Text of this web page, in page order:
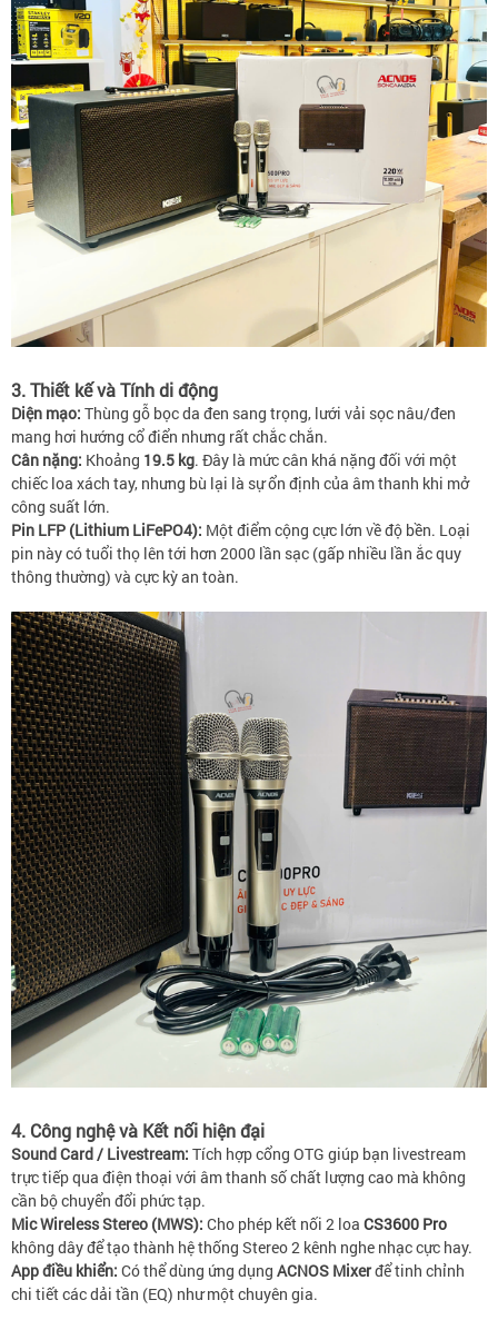
3. Thiết kế và Tính di động
Diện mạo: Thùng gỗ bọc da đen sang trọng, lưới vải sọc nâu/đen
mang hơi hướng cổ điển nhưng rất chắc chắn.
Cân nặng: Khoảng 19.5 kg. Đây là mức cân khá nặng đối với một
chiếc loa xách tay, nhưng bù lại là sự ổn định của âm thanh khi mở
công suất lớn.
Pin LFP (Lithium LiFePO4): Một điểm cộng cực lớn về độ bền. Loại
pin này có tuổi thọ lên tới hơn 2000 lần sạc (gấp nhiều lần ắc quy
thông thường) và cực kỳ an toàn.
4. Công nghệ và Kết nối hiện đại
Sound Card / Livestream: Tích hợp cổng OTG giúp bạn livestream
trực tiếp qua điện thoại với âm thanh số chất lượng cao mà không
cần bộ chuyển đổi phức tạp.
Mic Wireless Stereo (MWS): Cho phép kết nối 2 loa CS3600 Pro
không dây để tạo thành hệ thống Stereo 2 kênh nghe nhạc cực hay.
App điều khiển: Có thể dùng ứng dụng ACNOS Mixerđể tinh chỉnh
chi tiết các dải tần (EQ) như một chuyên gia.